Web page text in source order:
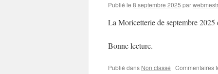
Publié le 8 septembre 2025 par
La Moricetterie de septembre 2025
Bonne lecture.
Publié dans Non classé | Commentaires